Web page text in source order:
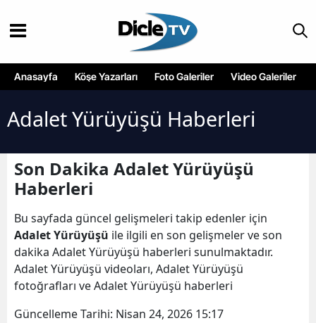
Anasayfa Köşe Yazarları Foto Galeriler Video Galeriler
Adalet Yürüyüşü Haberleri
Son Dakika Adalet Yürüyüşü
Haberleri
Bu sayfada güncel gelişmeleri takip edenler için
Adalet Yürüyüşü ile ilgili en son gelişmeler ve son
dakika Adalet Yürüyüşü haberleri sunulmaktadır.
Adalet Yürüyüşü videoları, Adalet Yürüyüşü
fotoğrafları ve Adalet Yürüyüşü haberleri
Güncelleme Tarihi: Nisan 24, 2026 15:17